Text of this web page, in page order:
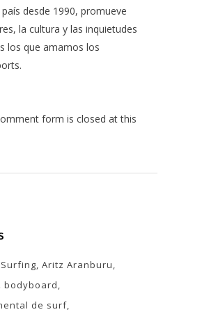
desde 1990, promueve
la cultura y las inquietudes
los que amamos los
form is closed at this
Aritz Aranburu
bodyboard
de surf